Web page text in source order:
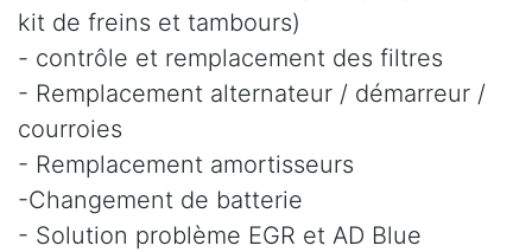
kit de freins et tambours)
- contrôle et remplacement des filtres
- Remplacement alternateur / démarreur /
courroies
- Remplacement amortisseurs
-Changement de batterie
- Solution problème EGR et AD Blue